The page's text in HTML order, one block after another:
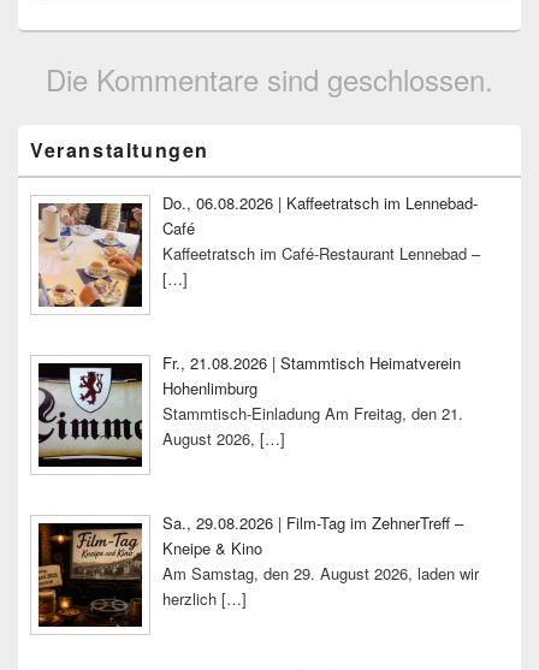
Die Kommentare sind geschlossen.
Seitenleisten-
Widgetbereich
Veranstaltungen
Do., 06.08.2026 | Kaffeetratsch im Lennebad-
Café
Kaffeetratsch im Café-Restaurant Lennebad –
[…]
Fr., 21.08.2026 | Stammtisch Heimatverein
Hohenlimburg
Stammtisch-Einladung Am Freitag, den 21.
August 2026, […]
Sa., 29.08.2026 | Film-Tag im ZehnerTreff –
Kneipe & Kino
Am Samstag, den 29. August 2026, laden wir
herzlich […]